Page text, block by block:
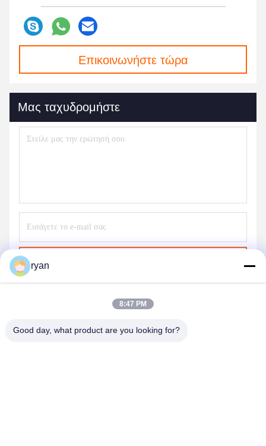
Επικοινωνήστε τώρα
Μας ταχυδρομήστε
ryan
8:47 PM
Good day, what product are you looking for?